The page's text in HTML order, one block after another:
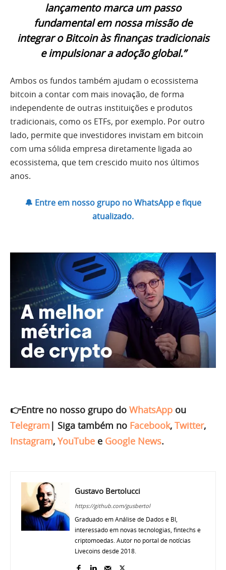
lançamento marca um passo
fundamental em nossa missão de
integrar o Bitcoin às finanças tradicionais
e impulsionar a adoção global.”
Ambos os fundos também ajudam o ecossistema
bitcoin a contar com mais inovação, de forma
independente de outras instituições e produtos
tradicionais, como os ETFs, por exemplo. Por outro
lado, permite que investidores invistam em bitcoin
com uma sólida empresa diretamente ligada ao
ecossistema, que tem crescido muito nos últimos
anos.
🔔 Entre em nosso grupo no WhatsApp e fique
atualizado.
👉Entre no nosso grupo do WhatsApp ou
Telegram | Siga também no Facebook, Twitter,
Instagram, YouTube e Google News.
Gustavo Bertolucci
https://github.com/gusbertol
Graduado em Análise de Dados e BI,
interessado em novas tecnologias, fintechs e
criptomoedas. Autor no portal de notícias
Livecoins desde 2018.